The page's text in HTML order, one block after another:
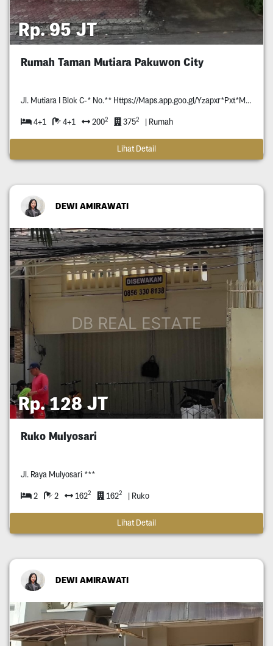
Rp. 95 JT
Rumah Taman Mutiara Pakuwon City
Jl. Mutiara I Blok C-* No.** Https://Maps.app.goo.gl/Yzapxr*Pxt*Mmpja*
4+1 4+1 2002 3752 | Rumah
Lihat Detail
DEWI AMIRAWATI
Rp. 128 JT
Ruko Mulyosari
Jl. Raya Mulyosari ***
2 2 1622 1622 | Ruko
Lihat Detail
DEWI AMIRAWATI